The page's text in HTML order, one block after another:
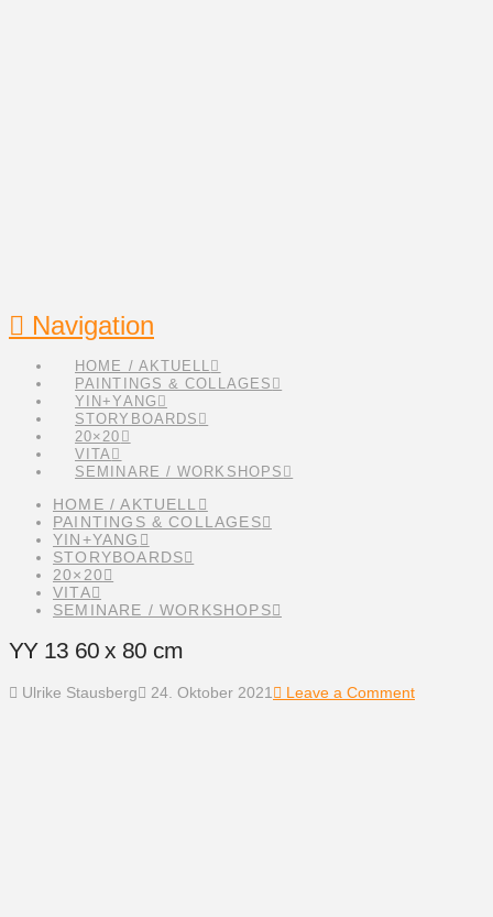
Navigation
HOME / AKTUELL
PAINTINGS & COLLAGES
YIN+YANG
STORYBOARDS
20×20
VITA
SEMINARE / WORKSHOPS
HOME / AKTUELL
PAINTINGS & COLLAGES
YIN+YANG
STORYBOARDS
20×20
VITA
SEMINARE / WORKSHOPS
YY 13 60 x 80 cm
Ulrike Stausberg 24. Oktober 2021 Leave a Comment